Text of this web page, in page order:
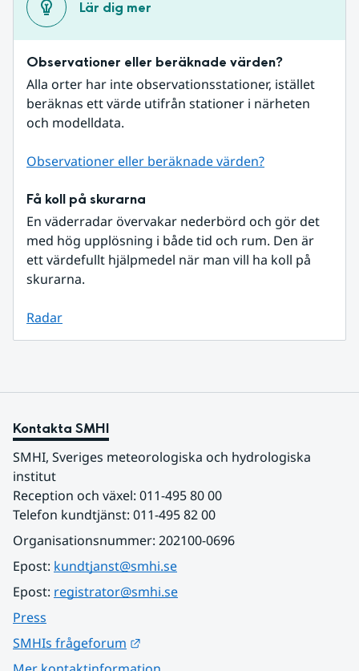
Lär dig mer
Observationer eller beräknade värden?
Alla orter har inte observationsstationer, istället
beräknas ett värde utifrån stationer i närheten
och modelldata.
Observationer eller beräknade värden?
Få koll på skurarna
En väderradar övervakar nederbörd och gör det
med hög upplösning i både tid och rum. Den är
ett värdefullt hjälpmedel när man vill ha koll på
skurarna.
Radar
Kontakta SMHI
SMHI, Sveriges meteorologiska och hydrologiska
institut
Reception och växel: 011-495 80 00
Telefon kundtjänst: 011-495 82 00
Organisationsnummer: 202100-0696
Epost: kundtjanst@smhi.se
Epost: registrator@smhi.se
Press
SMHIs frågeforum